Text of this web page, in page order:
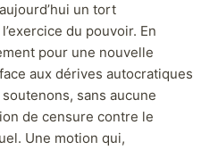
un tort
du pouvoir. En
pour une nouvelle
aux dérives autocratiques
sans aucune
de censure contre le
Une motion qui,